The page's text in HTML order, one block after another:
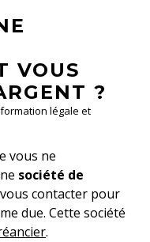
VOUS
?
légale et
vous ne
société de
contacter pour
due. Cette société
.